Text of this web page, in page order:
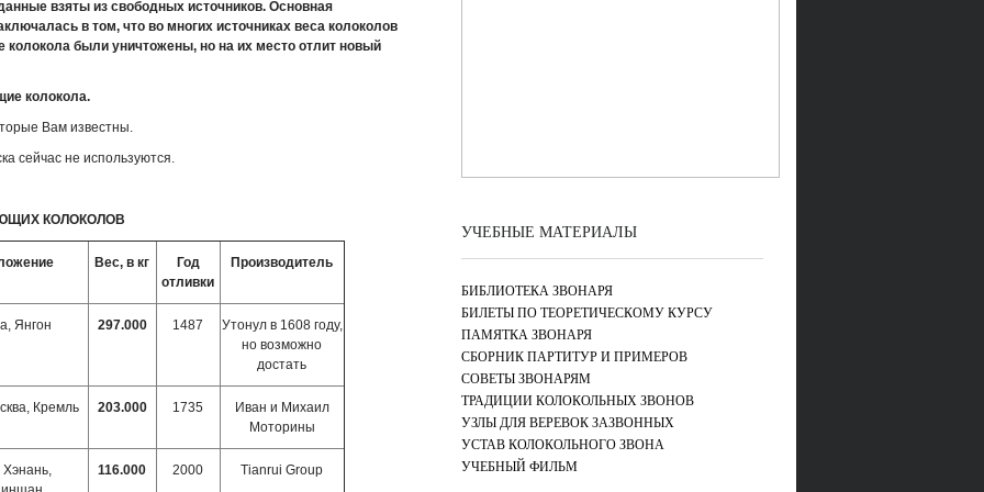
взяты из свободных источников. Основная
в том, что во многих источниках веса колоколов
колокола были уничтожены, но на их место отлит новый
колокола.
Вам известны.
сейчас не используются.
КОЛОКОЛОВ
Вес, в кг
Год
отливки
Производитель
Янгон 297.000 1487
Утонул в 1608 году,
но возможно
достать
Кремль 203.000 1735
Иван и Михаил
Моторины
Хэнань,
116.000 2000 Tianrui Group
УЧЕБНЫЕ МАТЕРИАЛЫ
БИБЛИОТЕКА ЗВОНАРЯ
БИЛЕТЫ ПО ТЕОРЕТИЧЕСКОМУ КУРСУ
ПАМЯТКА ЗВОНАРЯ
СБОРНИК ПАРТИТУР И ПРИМЕРОВ
СОВЕТЫ ЗВОНАРЯМ
ТРАДИЦИИ КОЛОКОЛЬНЫХ ЗВОНОВ
УЗЛЫ ДЛЯ ВЕРЕВОК ЗАЗВОННЫХ
УСТАВ КОЛОКОЛЬНОГО ЗВОНА
УЧЕБНЫЙ ФИЛЬМ